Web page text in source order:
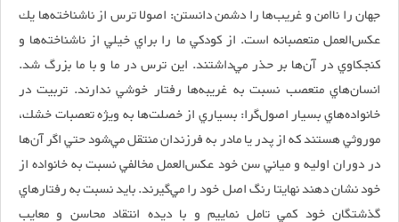
جهان را ناامن و غريب‌ها را دشمن دانستن: اصولا ترس از ناشناخته‌ها يك
عكس‌العمل متعصبانه است. از كودكي ما را براي خيلي از ناشناخته‌ها و
كنجكاوي در آن‌ها بر حذر مي‌داشتند. اين ترس در ما و با ما بزرگ شد.
انسان‌هاي متعصب نسبت به غريبه‌ها رفتار خوشي ندارند. تربيت در
خانواده‌هاي بسيار اصول‌گرا: بسياري از خصلت‌ها به ويژه تعصبات خشك،
موروثي هستند كه از پدر يا مادر به فرزندان منتقل مي‌شود حتي اگر آن‌ها
در دوران اوليه و مياني سن خود عكس‌العمل مخالفي نسبت به خانواده از
خود نشان دهند نهايتا رنگ اصل خود را مي‌گيرند. بايد نسبت به رفتارهاي
گذشتگان خود كمي تامل نماييم و با ديده انتقاد محاسن و معايب